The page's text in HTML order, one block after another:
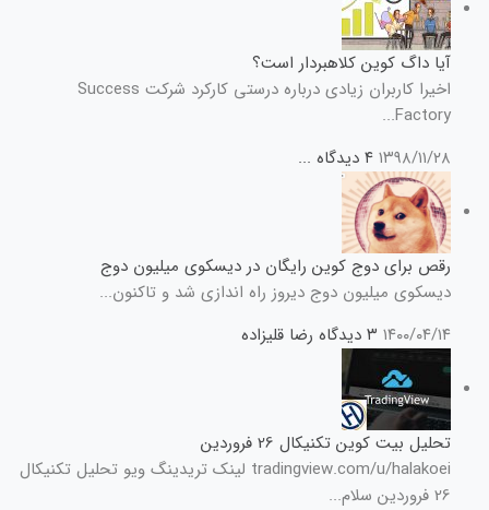
آیا داگ کوین کلاهبردار است؟
اخیرا کاربران زیادی درباره درستی کارکرد شرکت Success
Factory...
۱۳۹۸/۱۱/۲۸ ۴ دیدگاه ...
رقص برای دوج کوین رایگان در دیسکوی میلیون دوج
دیسکوی میلیون دوج دیروز راه اندازی شد و تاکنون...
۱۴۰۰/۰۴/۱۴ ۳ دیدگاه رضا قلیزاده
تحلیل بیت کوین تکنیکال 26 فروردین
tradingview.com/u/halakoei لینک تریدینگ ویو تحلیل تکنیکال
26 فروردین سلام...